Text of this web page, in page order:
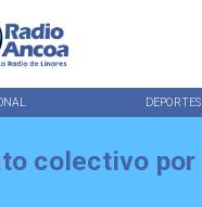
DEPORTES
colectivo por